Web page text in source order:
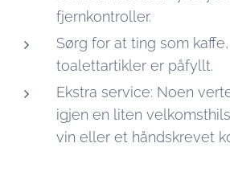
fjernkontroller.
Sørg for at ting som
toalettartikler er påfyllt.
Ekstra service: Noen
igjen en liten
vin eller et håndskrevet